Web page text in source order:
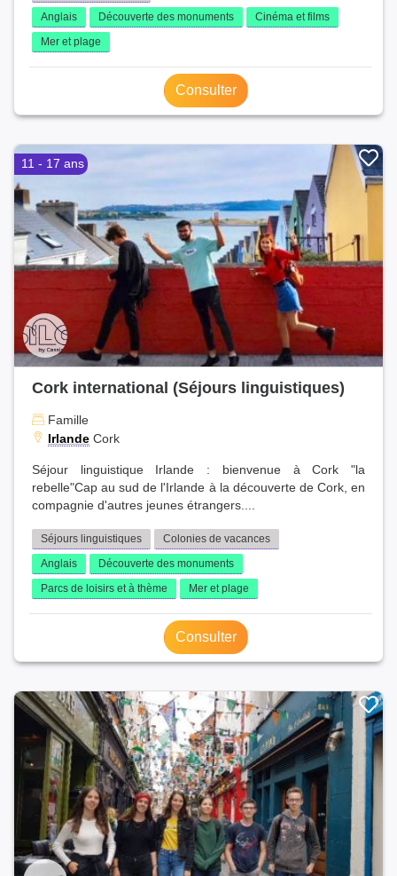
Anglais
Découverte des monuments
Cinéma et films
Mer et plage
Consulter
11 - 17 ans
Cork international (Séjours linguistiques)
Famille
Irlande Cork
Séjour linguistique Irlande : bienvenue à Cork "la
rebelle"Cap au sud de l'Irlande à la découverte de Cork, en
compagnie d'autres jeunes étrangers....
Séjours linguistiques
Colonies de vacances
Anglais
Découverte des monuments
Parcs de loisirs et à thème
Mer et plage
Consulter